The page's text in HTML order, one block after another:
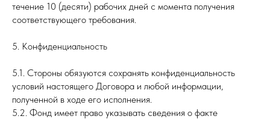
течение 10 (десяти) рабочих дней с момента получения
соответствующего требования.
5. Конфиденциальность
5.1. Стороны обязуются сохранять конфиденциальность
условий настоящего Договора и любой информации,
полученной в ходе его исполнения.
5.2. Фонд имеет право указывать сведения о факте